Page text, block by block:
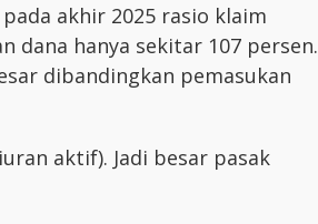
akhir 2025 rasio klaim
dana hanya sekitar 107 persen.
dibandingkan pemasukan
aktif). Jadi besar pasak